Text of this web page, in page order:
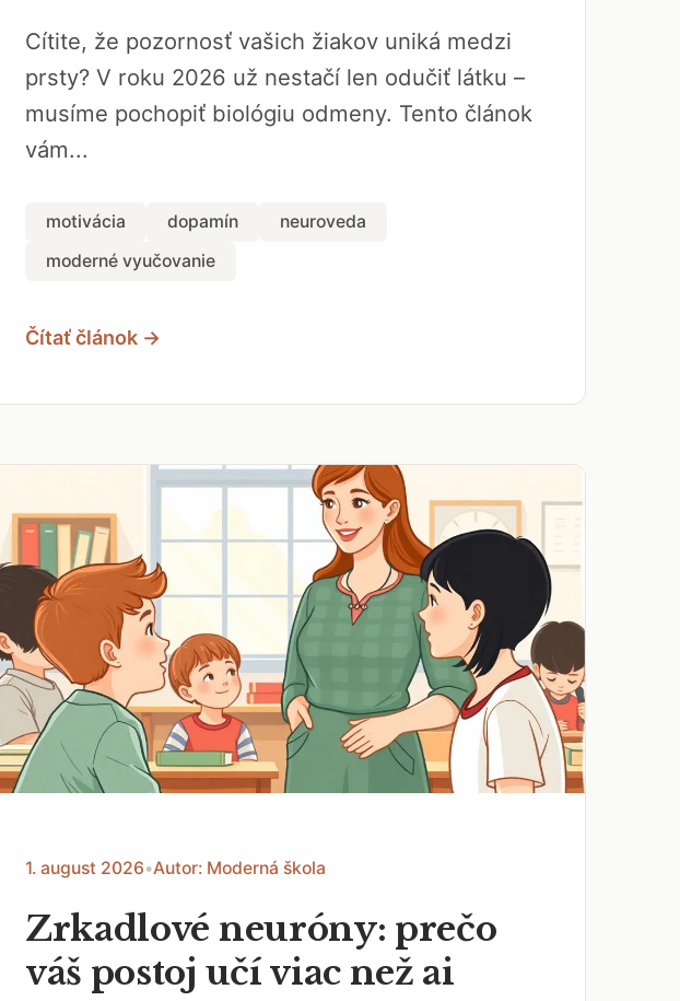
Cítite, že pozornosť vašich žiakov uniká medzi
prsty? V roku 2026 už nestačí len odučiť látku –
musíme pochopiť biológiu odmeny. Tento článok
vám...
motivácia dopamín
neuroveda
moderné vyučovanie
Čítať článok →
1. august 2026•Autor: Moderná škola
Zrkadlové neuróny: prečo
váš postoj učí viac než ai